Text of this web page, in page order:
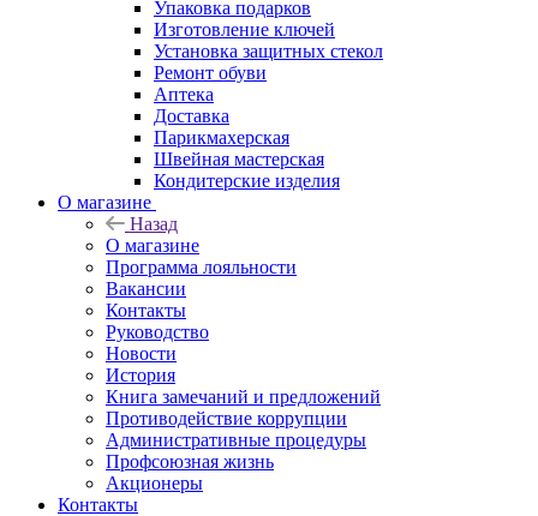
Упаковка подарков
Изготовление ключей
Установка защитных стекол
Ремонт обуви
Аптека
Доставка
Парикмахерская
Швейная мастерская
Кондитерские изделия
О магазине
Назад
О магазине
Программа лояльности
Вакансии
Контакты
Руководство
Новости
История
Книга замечаний и предложений
Противодействие коррупции
Административные процедуры
Профсоюзная жизнь
Акционеры
Контакты